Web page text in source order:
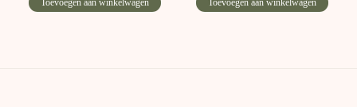
Toevoegen aan winkelwagen Toevoegen aan winkelwagen